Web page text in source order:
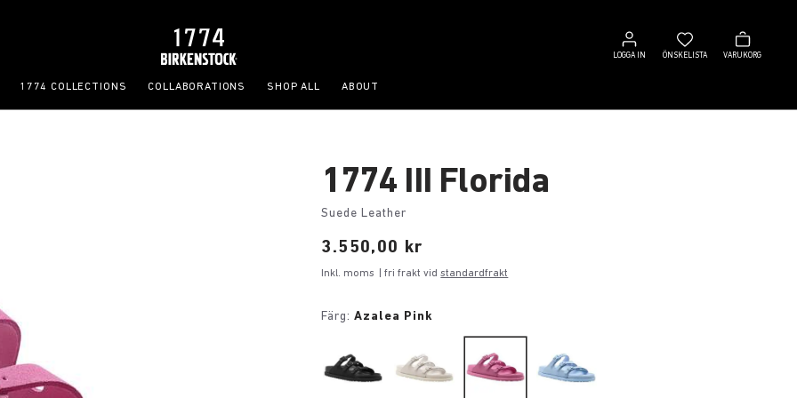
LOGGA IN
Logga
in
ÖNSKELISTA
Önskelista
VARUKORG
Varukorg
1774 COLLECTIONS COLLABORATIONS SHOP ALL ABOUT
1774 III Florida
Suede Leather
Price:
3.550,00 kr
Inkl. moms | fri frakt vidstandardfrakt
Färg:Azalea Pink